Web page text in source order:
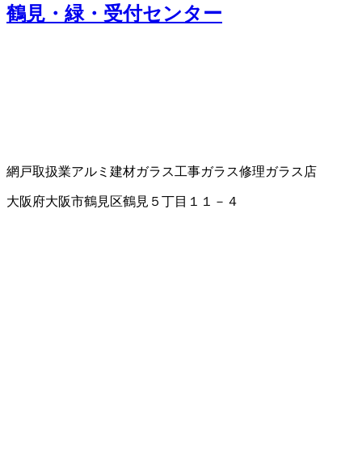
鶴見・緑・受付センター
網戸取扱業アルミ建材ガラス工事ガラス修理ガラス店
大阪府大阪市鶴見区鶴見５丁目１１－４